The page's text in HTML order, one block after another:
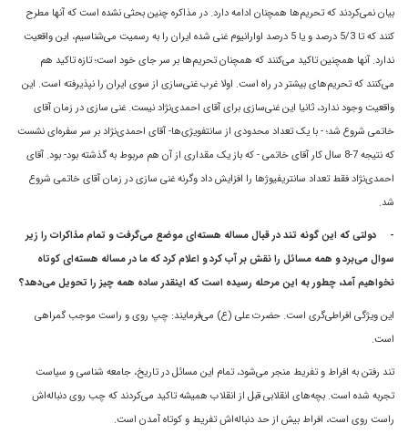
بيان نمى‌کردند که تحريم‌ها همچنان ادامه دارد. در مذاکره چنين بحثى نشده است که آنها مطرح
کنند که تا 5/3 درصد و يا 5 درصد اوارانيوم غنى شده ايران را به رسميت مى‌شناسيم، این واقعیت
ندارد. آنها همچنین تاکید می‌کنند که همچنان تحریم‌ها بر سر جای خود است؛ تازه تاکید هم
می‌کنند که تحریم‌های بیشتر در راه است. اولا غرب غنی‌سازی از سوی ایران را نپذیرفته است. اين
واقعيت وجود ندارد، ثانیا اين غنى‌سازى براى آقای احمدی‌نژاد نيست. غنى سازى در زمان آقای
خاتمى شروع شد؛ - با يک تعداد محدودى از سانتفويژى‌ها- آقای احمدی‌نژاد بر سر سفره‌اى نشست
که نتيجه 7-8 سال کار آقای خاتمى - که باز يک مقدارى از آن هم مربوط به گذشته بود- بود. آقای
احمدی‌نژاد فقط تعداد سانتريفيوژ‌ها را افزايش داد وگرنه غنى سازى در زمان آقای خاتمى شروع
شد.
- دولتى که اين گونه تند در قبال مساله هسته‌ای موضع می‌گرفت و تمام مذاکرات را زير
سوال مى‌برد و همه مسائل را نقش بر آب کرد و اعلام کرد که ما در مساله هسته‌اى کوتاه
نخواهيم آمد، چطور به اين مرحله رسيده است که اينقدر ساده همه چيز را تحویل مى‌دهد؟
اين ويژگى افراطى‌گرى است. حضرت على (ع) مى‌فرمايند: چپ روى و راست موجب گمراهی
است.
تند رفتن به افراط و تفريط منجر مى‌شود، تمام اين مسائل در تاريخ، جامعه شناسى و سياست
تجربه شده است. بچه‌هاى انقلابى قبل از انقلاب هميشه تاکيد مى‌کردند که چب روى دنباله‌اش
راست روى است، افراط بيش از حد دنباله‌اش تفريط و کوتاه آمدن است.